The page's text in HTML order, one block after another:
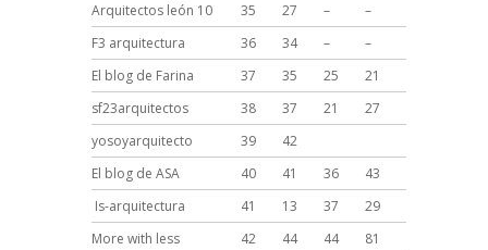
Arquitectos león 10
35 27 –
–
F3 arquitectura
36 34 –
–
El blog de Farina
37 35 25
21
sf23arquitectos
38 37 21
27
yosoyarquitecto
39
42
El blog de ASA
40 41 36
43
Is-arquitectura
41 13 37
29
More with less
42 44 44
81